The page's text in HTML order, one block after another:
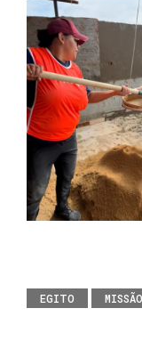
EGITO MISSÃO